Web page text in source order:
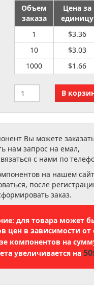
Объем
заказа
Цена за
единицу
1
$3.36
10
$3.03
1000
$1.66
Вы можете
нам запрос на емал,
с нами по
на нашем
после
заказ.
для товара может
цен в зависимости от
компонентов на
увеличивается на